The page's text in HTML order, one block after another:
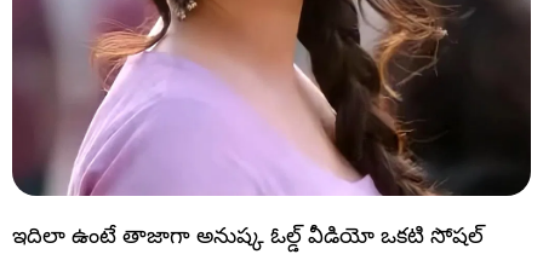
ఇదిలా ఉంటే తాజాగా అనుష్క ఓల్డ్ వీడియో ఒకటి సోషల్